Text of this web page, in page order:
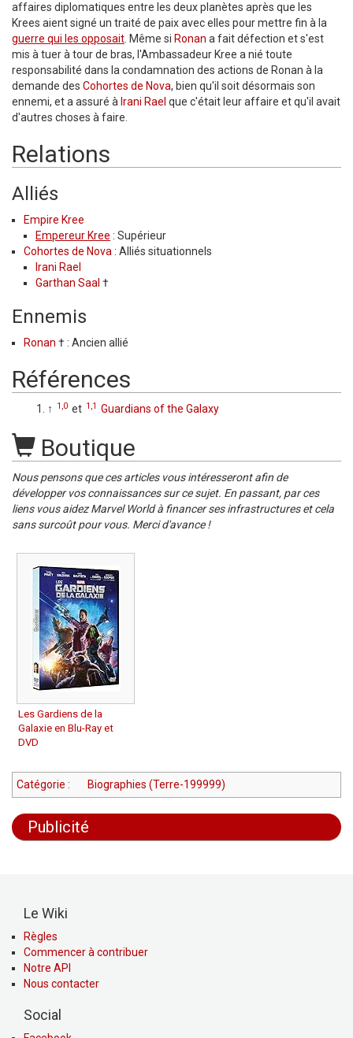
affaires diplomatiques entre les deux planètes après que les
Krees aient signé un traité de paix avec elles pour mettre fin à la
guerre qui les opposait. Même si Ronan a fait défection et s'est
mis à tuer à tour de bras, l'Ambassadeur Kree a nié toute
responsabilité dans la condamnation des actions de Ronan à la
demande des Cohortes de Nova, bien qu'il soit désormais son
ennemi, et a assuré à Irani Rael que c'était leur affaire et qu'il avait
d'autres choses à faire.
Relations
Alliés
Empire Kree
Empereur Kree : Supérieur
Cohortes de Nova : Alliés situationnels
Irani Rael
Garthan Saal †
Ennemis
Ronan † : Ancien allié
Références
↑ 1,0 et 1,1 Guardians of the Galaxy
Boutique
Nous pensons que ces articles vous intéresseront afin de
développer vos connaissances sur ce sujet. En passant, par ces
liens vous aidez Marvel World à financer ses infrastructures et cela
sans surcoût pour vous. Merci d'avance !
Les Gardiens de la
Galaxie en Blu-Ray et
DVD
Catégorie : Biographies (Terre-199999)
Publicité
Le Wiki
Règles
Commencer à contribuer
Notre API
Nous contacter
Social